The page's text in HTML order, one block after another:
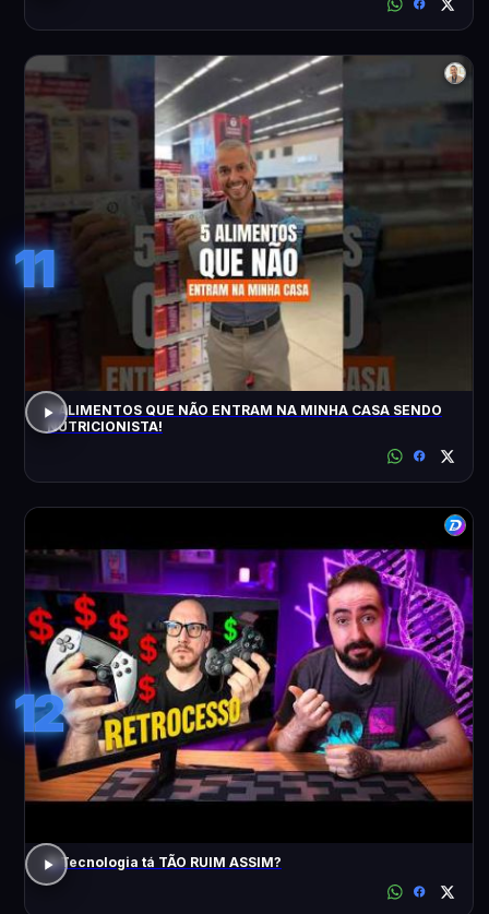
11
5 ALIMENTOS QUE NÃO ENTRAM NA MINHA CASA SENDO
NUTRICIONISTA!
12
A Tecnologia tá TÃO RUIM ASSIM?